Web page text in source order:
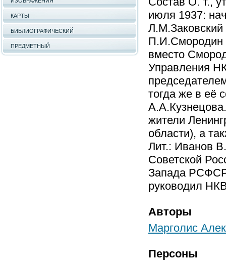
КАРТЫ
БИБЛИОГРАФИЧЕСКИЙ
ПРЕДМЕТНЫЙ
июля 1937:
Л.М.Заковский
П.И.Смородин
вместо
Управления
тогда же в её
жители
области), а
Лит.: Иванов
Советской
Запада
руководил
Авторы
Марголис
Персоны